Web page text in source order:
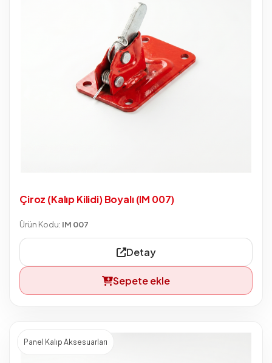
Çiroz (Kalıp Kilidi) Boyalı (IM 007)
Ürün Kodu: IM 007
Detay
Sepete ekle
Panel Kalıp Aksesuarları